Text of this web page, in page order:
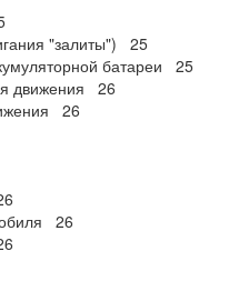
"залиты") 25
батареи 25
движения 26
26
26